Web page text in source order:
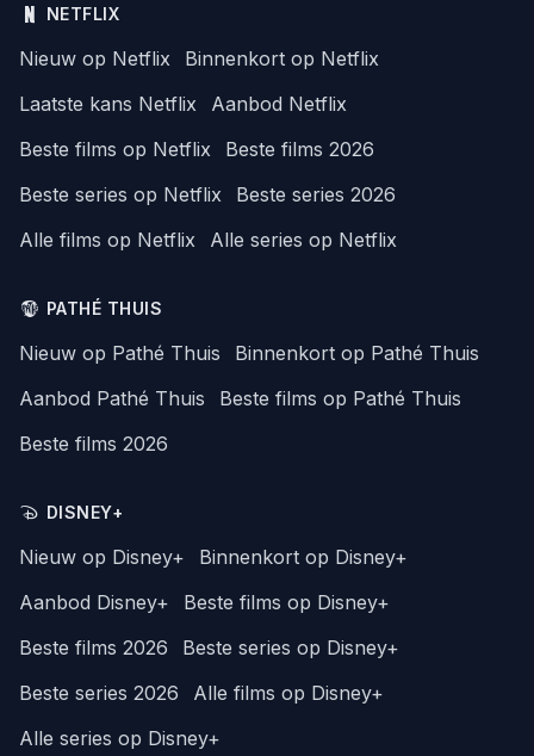
NETFLIX
Nieuw op Netflix
Binnenkort op Netflix
Laatste kans Netflix
Aanbod Netflix
Beste films op Netflix
Beste films 2026
Beste series op Netflix
Beste series 2026
Alle films op Netflix
Alle series op Netflix
PATHÉ THUIS
Nieuw op Pathé Thuis
Binnenkort op Pathé Thuis
Aanbod Pathé Thuis
Beste films op Pathé Thuis
Beste films 2026
DISNEY+
Nieuw op Disney+
Binnenkort op Disney+
Aanbod Disney+
Beste films op Disney+
Beste films 2026
Beste series op Disney+
Beste series 2026
Alle films op Disney+
Alle series op Disney+